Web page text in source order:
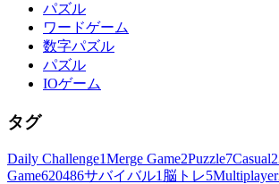
パズル
ワードゲーム
数字パズル
パズル
IOゲーム
タグ
Daily Challenge1Merge Game2Puzzle7Casual2
Game620486サバイバル1 脳トレ5Multiplayer